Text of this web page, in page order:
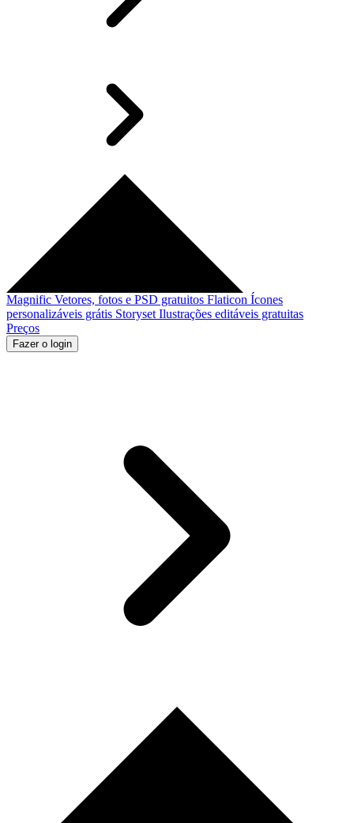
Magnific Vetores, fotos e PSD gratuitos Flaticon Ícones
personalizáveis grátis Storyset Ilustrações editáveis gratuitas
Preços
Fazer o login